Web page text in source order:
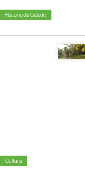
História da Cidade
Cultura